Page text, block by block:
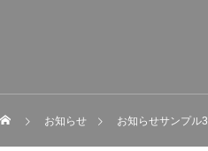
お知らせ お知らせサンプル3